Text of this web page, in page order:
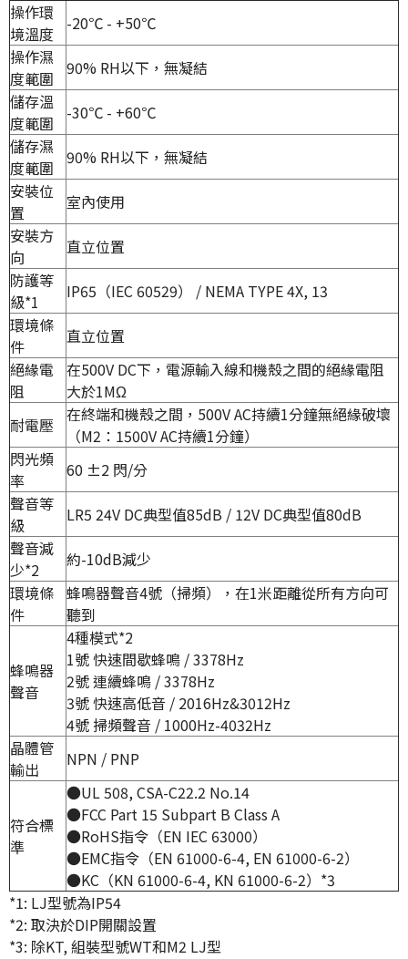
操作環
境溫度
-20℃ - +50℃
操作濕
度範圍
90% RH以下，無凝結
儲存溫
度範圍
-30℃ - +60℃
儲存濕
度範圍
90% RH以下，無凝結
安裝位
置
室內使用
安裝方
向
直立位置
防護等
級*1
IP65（IEC 60529） / NEMA TYPE 4X, 13
環境條
件
直立位置
絕緣電
阻
在500V DC下，電源輸入線和機殼之間的絕緣電阻
大於1MΩ
耐電壓
在終端和機殼之間，500V AC持續1分鐘無絕緣破壞
（M2：1500V AC持續1分鐘）
閃光頻
率
60 ±2 閃/分
聲音等
級
LR5 24V DC典型值85dB / 12V DC典型值80dB
聲音減
少*2
約-10dB減少
環境條
件
蜂鳴器聲音4號（掃頻），在1米距離從所有方向可
聽到
蜂鳴器
聲音
4種模式*2
1號 快速間歇蜂鳴 / 3378Hz
2號 連續蜂鳴 / 3378Hz
3號 快速高低音 / 2016Hz&3012Hz
4號 掃頻聲音 / 1000Hz-4032Hz
晶體管
輸出
NPN / PNP
符合標
準
●UL 508, CSA-C22.2 No.14
●FCC Part 15 Subpart B Class A
●RoHS指令（EN IEC 63000）
●EMC指令（EN 61000-6-4, EN 61000-6-2）
●KC（KN 61000-6-4, KN 61000-6-2） *3
*1: LJ型號為IP54
*2: 取決於DIP開關設置
*3: 除KT, 組裝型號WT和M2 LJ型